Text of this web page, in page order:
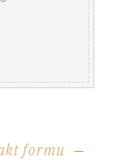
formu